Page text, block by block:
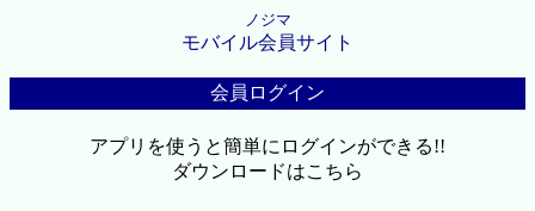
ノジマ
モバイル会員サイト
会員ログイン
アプリを使うと簡単にログインができる!!
ダウンロードはこちら